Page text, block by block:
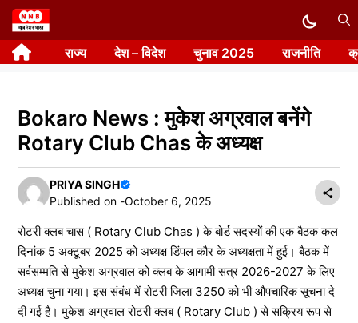
Skip
to
content राज्य देश – विदेश चुनाव 2025 राजनीति
Bokaro News : मुकेश अग्रवाल बनेंगे
Rotary Club Chas के अध्यक्ष
PRIYA SINGH
Published on -October 6, 2025
रोटरी क्लब चास ( Rotary Club Chas ) के बोर्ड सदस्यों की एक बैठक कल
दिनांक 5 अक्टूबर 2025 को अध्यक्ष डिंपल कौर के अध्यक्षता में हुई। बैठक में
सर्वसम्मति से मुकेश अग्रवाल को क्लब के आगामी सत्र 2026-2027 के लिए
अध्यक्ष चुना गया। इस संबंध में रोटरी जिला 3250 को भी औपचारिक सूचना दे
दी गई है। मुकेश अग्रवाल रोटरी क्लब ( Rotary Club ) से सक्रिय रूप से